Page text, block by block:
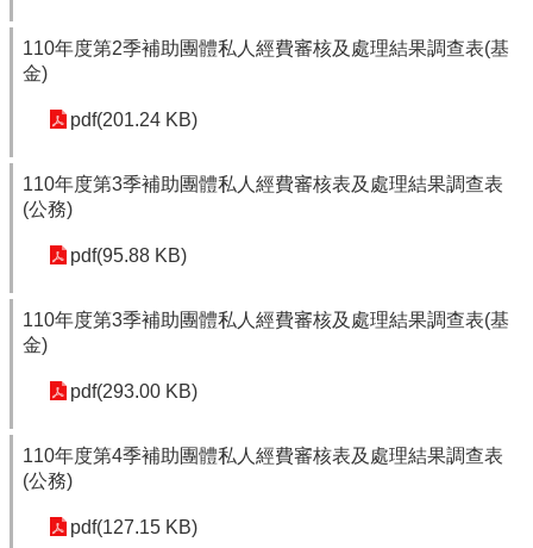
110年度第2季補助團體私人經費審核及處理結果調查表(基
金)
pdf(201.24 KB)
110年度第3季補助團體私人經費審核表及處理結果調查表
(公務)
pdf(95.88 KB)
110年度第3季補助團體私人經費審核及處理結果調查表(基
金)
pdf(293.00 KB)
110年度第4季補助團體私人經費審核表及處理結果調查表
(公務)
pdf(127.15 KB)